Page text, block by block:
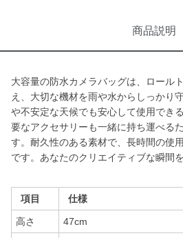
商品説明
大容量の防水カメラバッグは、ロール
え、大切な機材を雨や水からしっかり
や不安定な天候でも安心して使用でき
要なアクセサリーも一緒に持ち運べる
す。耐久性のある素材で、長時間の使
です。あなたのクリエイティブな瞬間
項目 仕様
高さ 47cm